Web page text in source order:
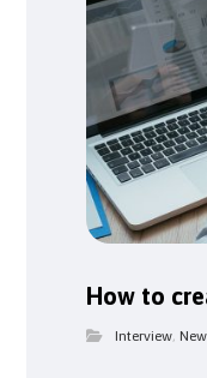
How to
Interview,